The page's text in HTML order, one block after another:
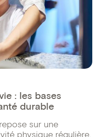
: les bases
durable
sur une
physique régulière,